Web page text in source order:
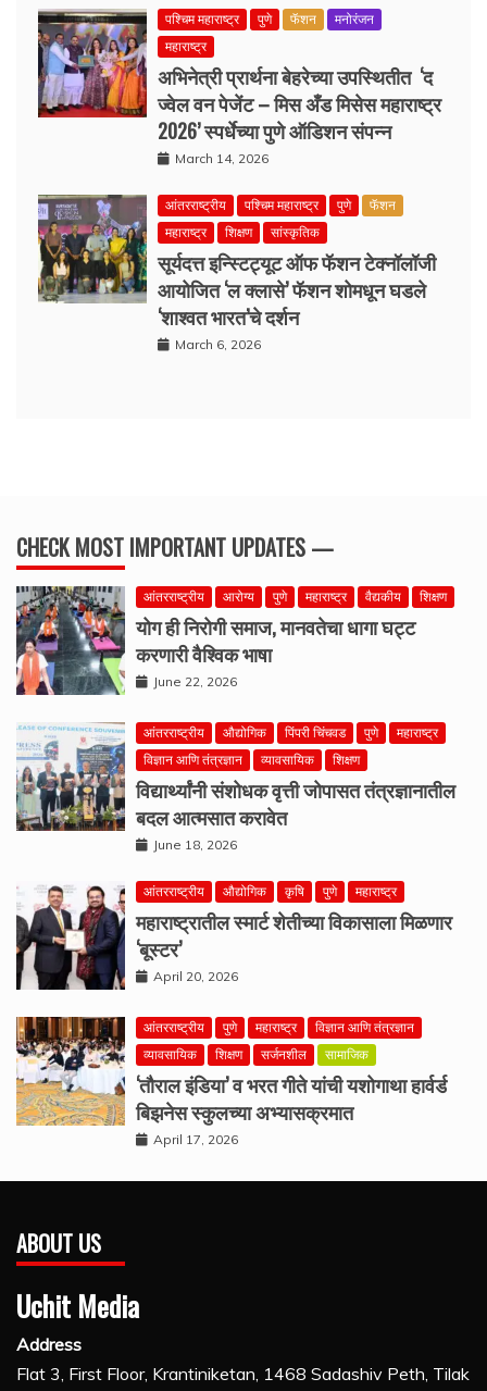
पश्चिम महाराष्ट्र पुणे फॅशन
मनोरंजन
महाराष्ट्र
अभिनेत्री प्रार्थना बेहरेच्या उपस्थितीत ‘द
ज्वेल वन पेजेंट – मिस अँड मिसेस महाराष्ट्र
2026’ स्पर्धेच्या पुणे ऑडिशन संपन्न
March 14, 2026
आंतरराष्ट्रीय पश्चिम महाराष्ट्र पुणे
फॅशन
महाराष्ट्र
शिक्षण सांस्कृतिक
सूर्यदत्त इन्स्टिट्यूट ऑफ फॅशन टेक्नॉलॉजी
आयोजित ‘ल क्लासे’ फॅशन शोमधून घडले
‘शाश्वत भारत’चे दर्शन
March 6, 2026
CHECK MOST IMPORTANT UPDATES —
आंतरराष्ट्रीय आरोग्य पुणे महाराष्ट्र वैद्यकीय शिक्षण
योग ही निरोगी समाज, मानवतेचा धागा घट्ट
करणारी वैश्विक भाषा
June 22, 2026
आंतरराष्ट्रीय औद्योगिक पिंपरी चिंचवड पुणे
महाराष्ट्र
विज्ञान आणि तंत्रज्ञान
व्यावसायिक शिक्षण
विद्यार्थ्यांनी संशोधक वृत्ती जोपासत तंत्रज्ञानातील
बदल आत्मसात करावेत
June 18, 2026
आंतरराष्ट्रीय औद्योगिक कृषि पुणे महाराष्ट्र
महाराष्ट्रातील स्मार्ट शेतीच्या विकासाला मिळणार
‘बूस्टर’
April 20, 2026
आंतरराष्ट्रीय पुणे महाराष्ट्र
विज्ञान आणि तंत्रज्ञान
व्यावसायिक
शिक्षण सर्जनशील सामाजिक
‘तौराल इंडिया’ व भरत गीते यांची यशोगाथा हार्वर्ड
बिझनेस स्कुलच्या अभ्यासक्रमात
April 17, 2026
ABOUT US
Uchit Media
Address
Flat 3, First Floor, Krantiniketan, 1468 Sadashiv Peth, Tilak